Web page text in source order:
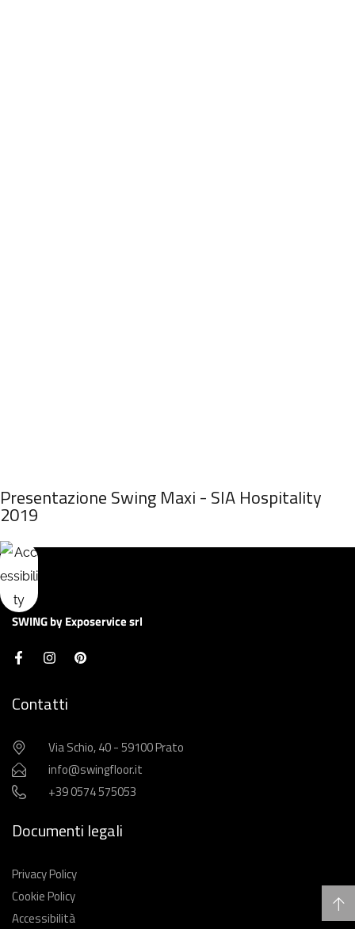
Presentazione Swing Maxi - SIA Hospitality
2019
SWING by Exposervice srl
Contatti
Via Schio, 40 - 59100 Prato
info@swingfloor.it
+39 0574 575053
Documenti legali
Privacy Policy
Cookie Policy
Accessibilità